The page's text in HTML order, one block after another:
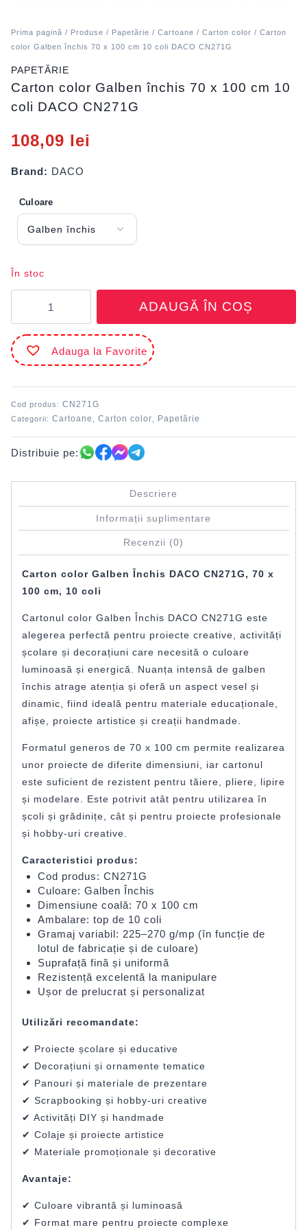
Prima pagină / Produse / Papetărie / Cartoane / Carton color / Carton
color Galben închis 70 x 100 cm 10 coli DACO CN271G
PAPETĂRIE
Carton color Galben închis 70 x 100 cm 10
coli DACO CN271G
108,09 lei
Brand: DACO
Culoare
În stoc
color
Galben
închis
70
coli
DACO
ADAUGĂ ÎN COȘ
Adauga la Favorite
Cod produs: CN271G
Categorii: Cartoane , Carton color, Papetărie
Distribuie pe:
Descriere
Informații suplimentare
Recenzii (0)
Carton color Galben Închis DACO CN271G, 70 x
100 cm, 10 coli
Cartonul color Galben Închis DACO CN271G este
alegerea perfectă pentru proiecte creative, activități
școlare și decorațiuni care necesită o culoare
luminoasă și energică. Nuanța intensă de galben
închis atrage atenția și oferă un aspect vesel și
dinamic, fiind ideală pentru materiale educaționale,
afișe, proiecte artistice și creații handmade.
Formatul generos de 70 x 100 cm permite realizarea
unor proiecte de diferite dimensiuni, iar cartonul
este suficient de rezistent pentru tăiere, pliere, lipire
și modelare. Este potrivit atât pentru utilizarea în
școli și grădinițe, cât și pentru proiecte profesionale
și hobby-uri creative.
Caracteristici produs:
Cod produs: CN271G
Culoare: Galben Închis
Dimensiune coală: 70 x 100 cm
Ambalare: top de 10 coli
Gramaj variabil: 225–270 g/mp (în funcție de
lotul de fabricație și de culoare)
Suprafață fină și uniformă
Rezistență excelentă la manipulare
Ușor de prelucrat și personalizat
Utilizări recomandate:
✔ Proiecte școlare și educative
✔ Decorațiuni și ornamente tematice
✔ Panouri și materiale de prezentare
✔ Scrapbooking și hobby-uri creative
✔ Activități DIY și handmade
✔ Colaje și proiecte artistice
✔ Materiale promoționale și decorative
Avantaje:
✔ Culoare vibrantă și luminoasă
✔ Format mare pentru proiecte complexe